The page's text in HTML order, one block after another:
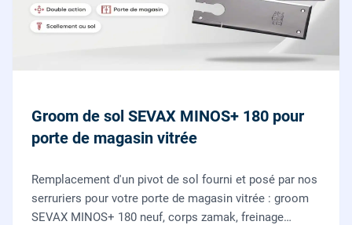
Groom de sol SEVAX MINOS+ 180 pour
porte de magasin vitrée
Remplacement d'un pivot de sol fourni et posé par nos
serruriers pour votre porte de magasin vitrée : groom
SEVAX MINOS+ 180 neuf, corps zamak, freinage